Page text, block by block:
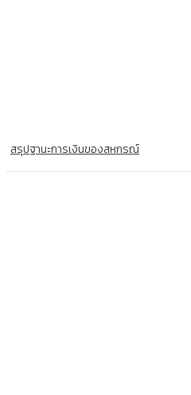
สรุปฐานะการเงินของสหกรณ์